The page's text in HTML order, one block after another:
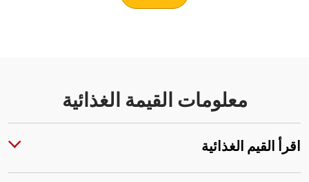
معلومات القيمة الغذائية
اقرأ القيم الغذائية